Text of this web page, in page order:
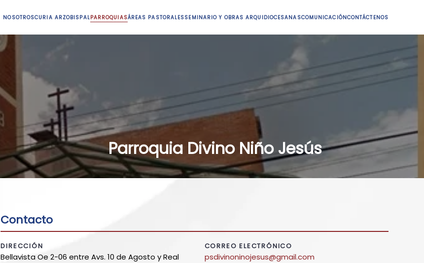
NOSOTROSCURIA ARZOBISPALPARROQUIASÁREAS PASTORALESSEMINARIO Y OBRAS ARQUIDIOCESANASCOMUNICACIÓNCONTÁCTENOS
Parroquia Divino Niño Jesús
Contacto
DIRECCIÓN
Bellavista Oe 2-06 entre Avs. 10 de Agosto y Real
CORREO ELECTRÓNICO
psdivinoninojesus@gmail.com